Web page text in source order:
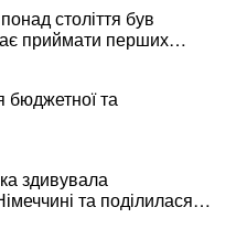
століття був
приймати перших
бюджетної та
здивувала
та поділилася